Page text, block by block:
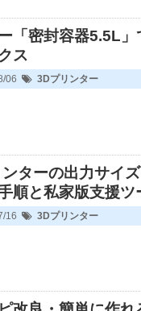
「密封容器5.5L
ス
06 3Dプリンター
ターの出力サイ
順と私家版支援ツ
16 3Dプリンター